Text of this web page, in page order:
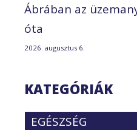
Ábrában az
óta
2026. augusztus 6.
KATEGÓRIÁK
EGÉSZSÉG